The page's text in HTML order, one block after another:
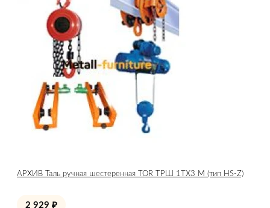
АРХИВ Таль ручная шестеренная TOR ТРШ 1ТХ3 М (тип HS-Z)
2 929 ₽